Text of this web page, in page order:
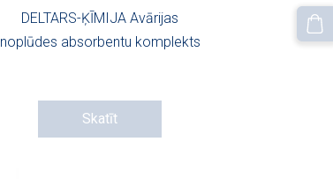
DELTARS-ĶĪMIJA Avārijas
noplūdes absorbentu komplekts
Skatīt